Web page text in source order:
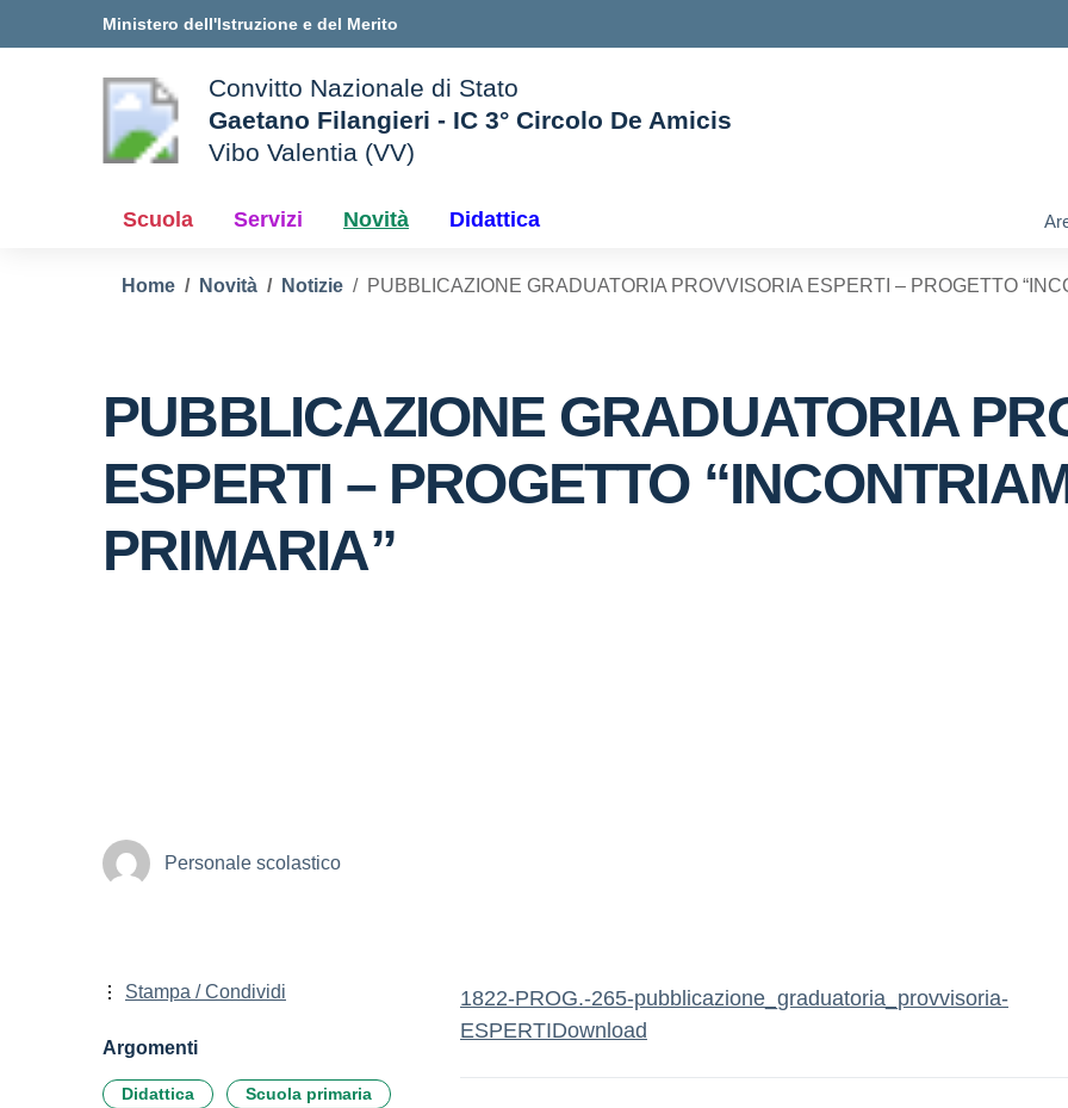
Ministero dell'Istruzione e del Merito
scuola
Convitto Nazionale di Stato
Gaetano Filangieri - IC 3° Circolo De Amicis
Vibo Valentia (VV)
Scuola Servizi Novità Didattica
Home Novità Notizie PUBBLICAZIONE GRADUATORIA PROVVISORIA ESPERTI – PROGETTO
PUBBLICAZIONE GRADUATORIA
ESPERTI – PROGETTO
PRIMARIA”
Personale scolastico
1822-PROG.-265-pubblicazione_graduatoria_provvisoria-
ESPERTIDownload
Stampa / Condividi
Argomenti
Didattica Scuola primaria